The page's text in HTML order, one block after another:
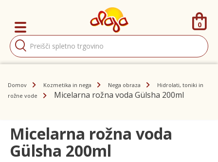
Products
search
0
Domov Kozmetika in nega Nega obraza
Hidrolati, toniki in
rožne vode
Micelarna rožna voda Gülsha 200ml
Micelarna rožna voda
Gülsha 200ml